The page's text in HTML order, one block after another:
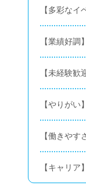
【多彩な
【業績好
【未経験
【やりが
【働きや
【キャリ